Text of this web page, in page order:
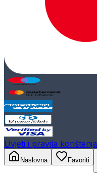
Uvjeti i pravila korištenja
Naslovna
Favoriti